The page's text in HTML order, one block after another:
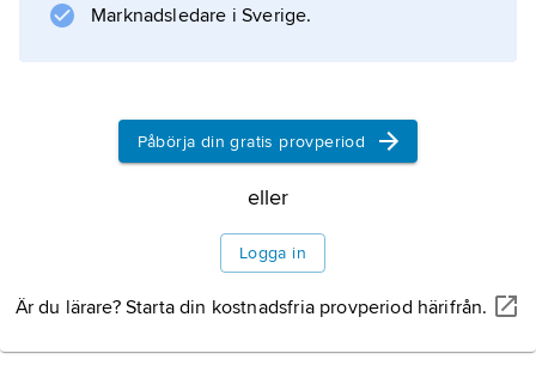
Marknadsledare i Sverige.
Påbörja din gratis provperiod
eller
Logga in
Är du lärare? Starta din kostnadsfria provperiod härifrån.